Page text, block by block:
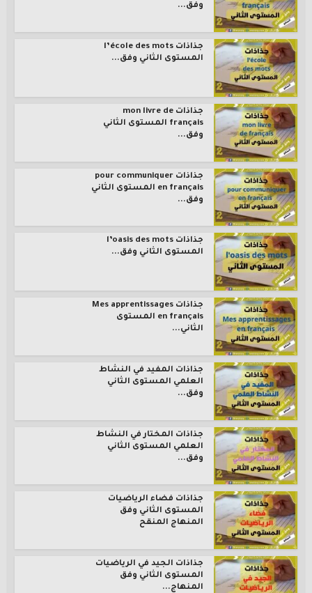
وفق...
جذاذات l’école des mots
المستوى الثاني وفق...
جذاذات mon livre de
français المستوى الثاني
وفق...
جذاذات pour communiquer
en français المستوى الثاني
وفق...
جذاذات l’oasis des mots
المستوى الثاني وفق...
جذاذات Mes apprentissages
en français المستوى
الثاني...
جذاذات المفيد في النشاط
العلمي المستوى الثاني
وفق...
جذاذات المختار في النشاط
العلمي المستوى الثاني
وفق...
جذاذات فضاء الرياضيات
المستوى الثاني وفق
المنهاج المنقح
جذاذات الجيد في الرياضيات
المستوى الثاني وفق
المنهاج...